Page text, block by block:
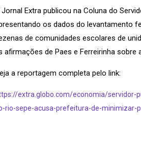
Jornal Extra publicou na Coluna do
os dados do levantamento
de comunidades escolares de
afirmações de Paes e Ferreirinha sobre
a reportagem completa pelo link:
extra.globo.com/economia/
rio-sepe-acusa-prefeitura-de-minimizar-